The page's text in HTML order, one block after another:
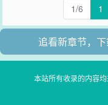
1/6 1
追看新章节，
本站所有收录的内容